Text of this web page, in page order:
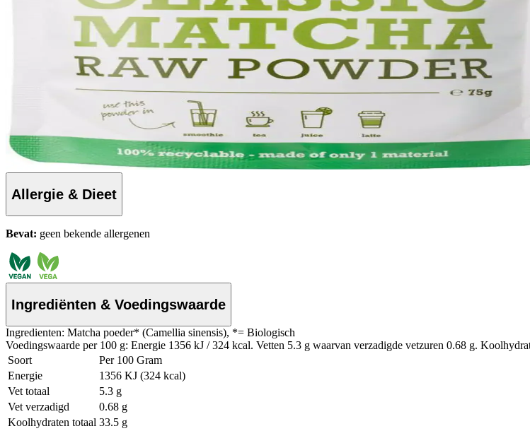
Allergie & Dieet
Bevat: geen bekende allergenen
Ingrediënten & Voedingswaarde
Ingredienten: Matcha poeder* (Camellia sinensis), *= Biologisch
Voedingswaarde per 100 g: Energie 1356 kJ / 324 kcal. Vetten 5.3 g waarvan verzadigde vetzuren 0.68 g.
Soort
Per 100 Gram
Energie
1356 KJ (324 kcal)
Vet totaal
5.3 g
Vet verzadigd
0.68 g
Koolhydraten totaal 33.5 g